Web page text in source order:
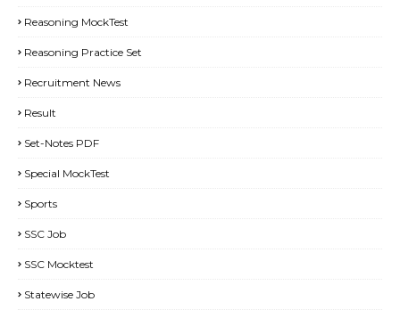
Reasoning MockTest
Reasoning Practice Set
Recruitment News
Result
Set-Notes PDF
Special MockTest
Sports
SSC Job
SSC Mocktest
Statewise Job